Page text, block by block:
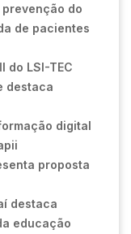
do
de pacientes
do LSI-TEC
destaca
digital
proposta
destaca
educação